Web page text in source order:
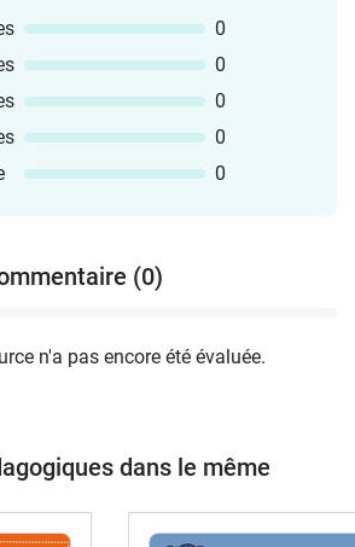
0
0
0
0
0
(0)
n'a pas encore été évaluée.
dans le même